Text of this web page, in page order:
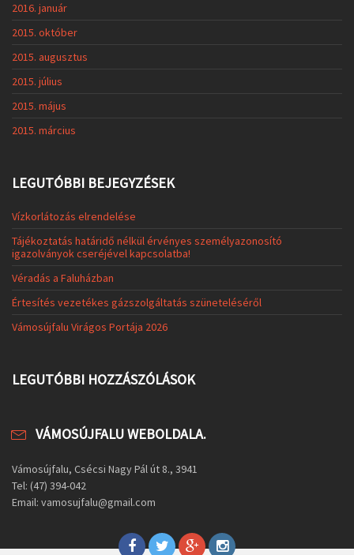
2016. január
2015. október
2015. augusztus
2015. július
2015. május
2015. március
LEGUTÓBBI BEJEGYZÉSEK
Vízkorlátozás elrendelése
Tájékoztatás határidő nélkül érvényes személyazonosító
igazolványok cseréjével kapcsolatba!
Véradás a Faluházban
Értesítés vezetékes gázszolgáltatás szüneteléséről
Vámosújfalu Virágos Portája 2026
LEGUTÓBBI HOZZÁSZÓLÁSOK
VÁMOSÚJFALU WEBOLDALA.
Vámosújfalu, Csécsi Nagy Pál út 8., 3941
Tel: (47) 394-042
Email: vamosujfalu@gmail.com